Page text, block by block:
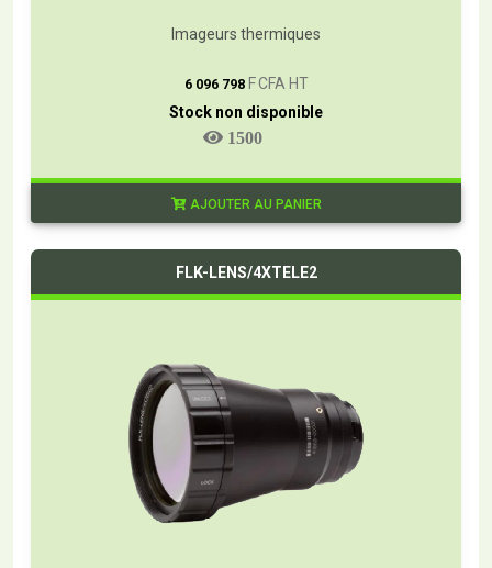
Imageurs thermiques
6 096 798 F CFA HT
Stock non disponible
1500
AJOUTER AU PANIER
FLK-LENS/4XTELE2